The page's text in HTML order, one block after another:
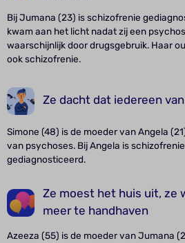
Bij Jumana (23) is schizofrenie
kwam aan het licht nadat zij een
waarschijnlijk door drugsgebruik. Haar
ook schizofrenie.
Ze dacht dat iedereen
Simone (48) is de moeder van Angela
van psychoses. Bij Angela is schizofrenie
gediagnosticeerd.
Ze moest het huis uit, ze
meer te handhaven
Azeeza (55) is de moeder van Jumana